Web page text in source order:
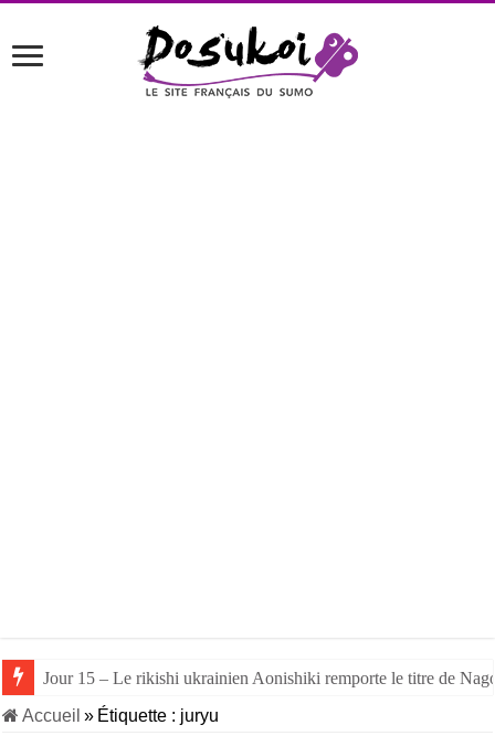
Jour 15 – Le rikishi ukrainien Aonishiki remporte le titre de
Accueil » Étiquette : juryu